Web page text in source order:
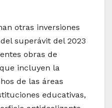
otras inversiones
superávit del 2023
obras de
incluyen la
de las áreas
educativas,